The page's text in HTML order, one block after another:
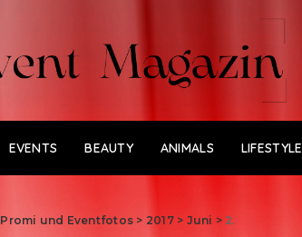
EVENTS BEAUTY ANIMALS LIFESTYLE
Promi und Eventfotos > 2017> Juni > 2.